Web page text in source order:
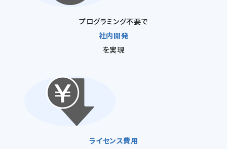
プログラミング不要で
社内開発
を実現
ライセンス費用